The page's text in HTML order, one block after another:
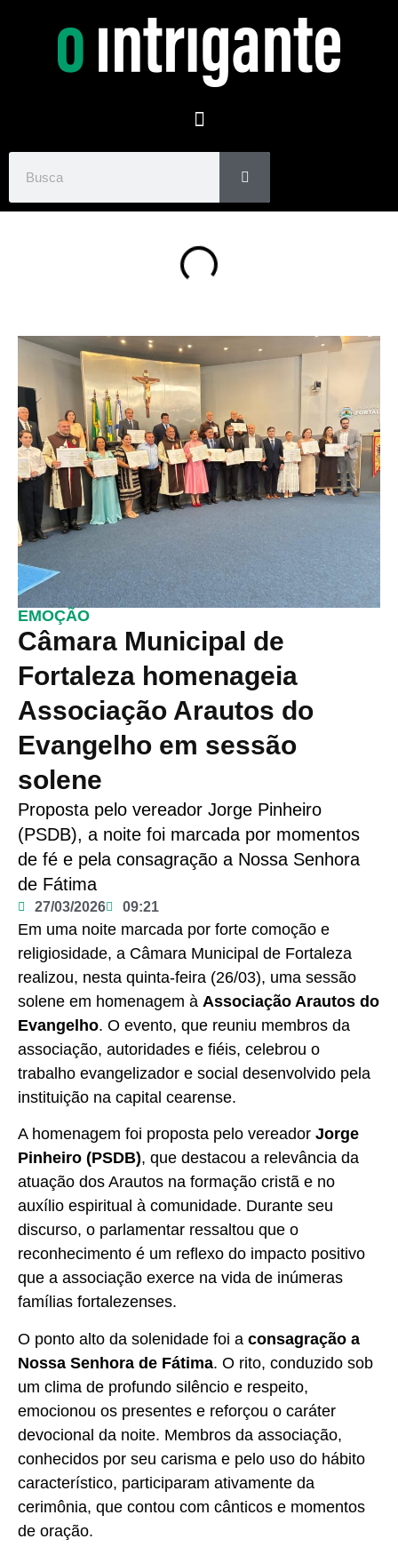
EMOÇÃO
Câmara Municipal de
Fortaleza homenageia
Associação Arautos do
Evangelho em sessão
solene
Proposta pelo vereador Jorge Pinheiro
(PSDB), a noite foi marcada por momentos
de fé e pela consagração a Nossa Senhora
de Fátima
27/03/2026 09:21
Em uma noite marcada por forte comoção e
religiosidade, a Câmara Municipal de Fortaleza
realizou, nesta quinta-feira (26/03), uma sessão
solene em homenagem à Associação Arautos do
Evangelho. O evento, que reuniu membros da
associação, autoridades e fiéis, celebrou o
trabalho evangelizador e social desenvolvido pela
instituição na capital cearense.
A homenagem foi proposta pelo vereador Jorge
Pinheiro (PSDB), que destacou a relevância da
atuação dos Arautos na formação cristã e no
auxílio espiritual à comunidade. Durante seu
discurso, o parlamentar ressaltou que o
reconhecimento é um reflexo do impacto positivo
que a associação exerce na vida de inúmeras
famílias fortalezenses.
O ponto alto da solenidade foi a consagração a
Nossa Senhora de Fátima. O rito, conduzido sob
um clima de profundo silêncio e respeito,
emocionou os presentes e reforçou o caráter
devocional da noite. Membros da associação,
conhecidos por seu carisma e pelo uso do hábito
característico, participaram ativamente da
cerimônia, que contou com cânticos e momentos
de oração.